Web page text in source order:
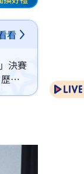
看
決賽
經
，